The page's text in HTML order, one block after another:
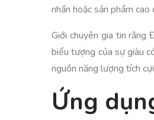
nhấn hoặc sản phẩm
Giới chuyên gia tin
biểu tượng của sự giàu
nguồn năng lượng tích
Ứng